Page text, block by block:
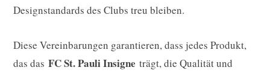
Designstandards des Clubs treu bleiben.
Diese Vereinbarungen garantieren, dass jedes Produkt,
das das FC St. Pauli Insigne trägt, die Qualität und